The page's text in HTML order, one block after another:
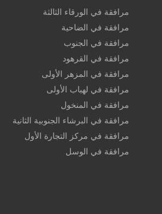
مرافقة في الورقاء الثالثة
مرافقة في الضاحية
مرافقة في الجنوب
مرافقة في القرهود
مرافقة في المزهر الأولى
مرافقة في لهباب الأولى
مرافقة في المنخول
مرافقة في البرشاء الجنوبية الثانية
مرافقة في مركز التجارة الأول
مرافقة في الوسل